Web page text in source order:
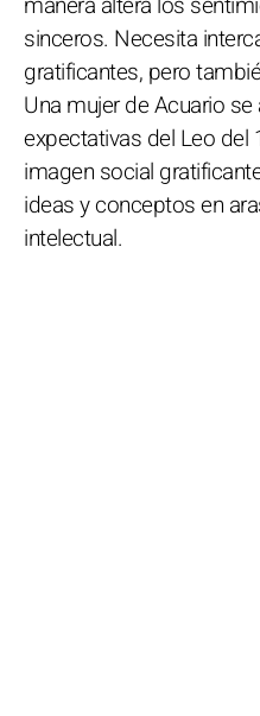
sinceros. Necesita
gratificantes, pero
Una mujer de Acuario
expectativas del Leo del
imagen social
ideas y conceptos en
intelectual.